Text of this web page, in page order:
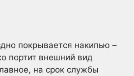
покрывается накипью –
портит внешний вид
на срок службы